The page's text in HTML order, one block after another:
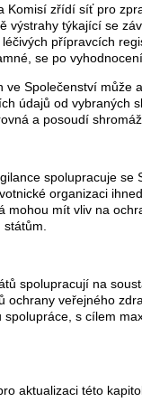
Komisí zřídí síť pro
výstrahy týkající se
přípravcích
se po
Společenství
údajů od vybraných
a posoudí
spolupracuje
organizaci
mohou mít vliv na
spolupracují na
ochrany veřejného
s cílem
aktualizaci této